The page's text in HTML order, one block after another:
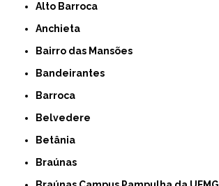
Alto Barroca
Anchieta
Bairro das Mansões
Bandeirantes
Barroca
Belvedere
Betânia
Braúnas